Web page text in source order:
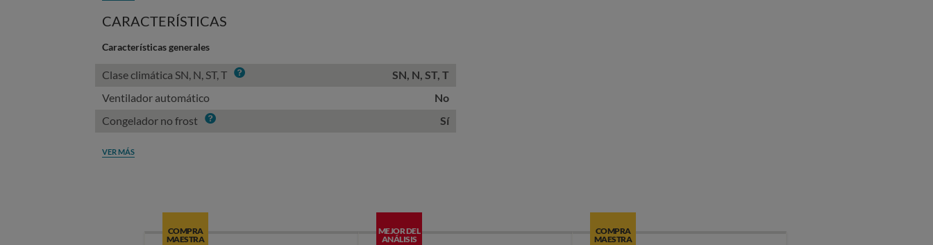
CARACTERÍSTICAS
Características generales
Clase climática SN, N, ST, T Info
SN, N, ST, T
Ventilador automático
No
Congelador no frost Info Sí
VER MÁS
COMPRA
MAESTRA
MEJOR DEL
ANÁLISIS
COMPRA
MAESTRA